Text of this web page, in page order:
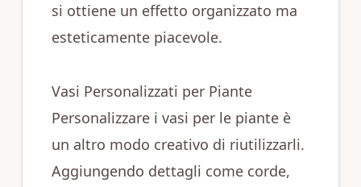
si ottiene un effetto organizzato ma
esteticamente piacevole.
Vasi Personalizzati per Piante
Personalizzare i vasi per le piante è
un altro modo creativo di riutilizzarli.
Aggiungendo dettagli come corde,